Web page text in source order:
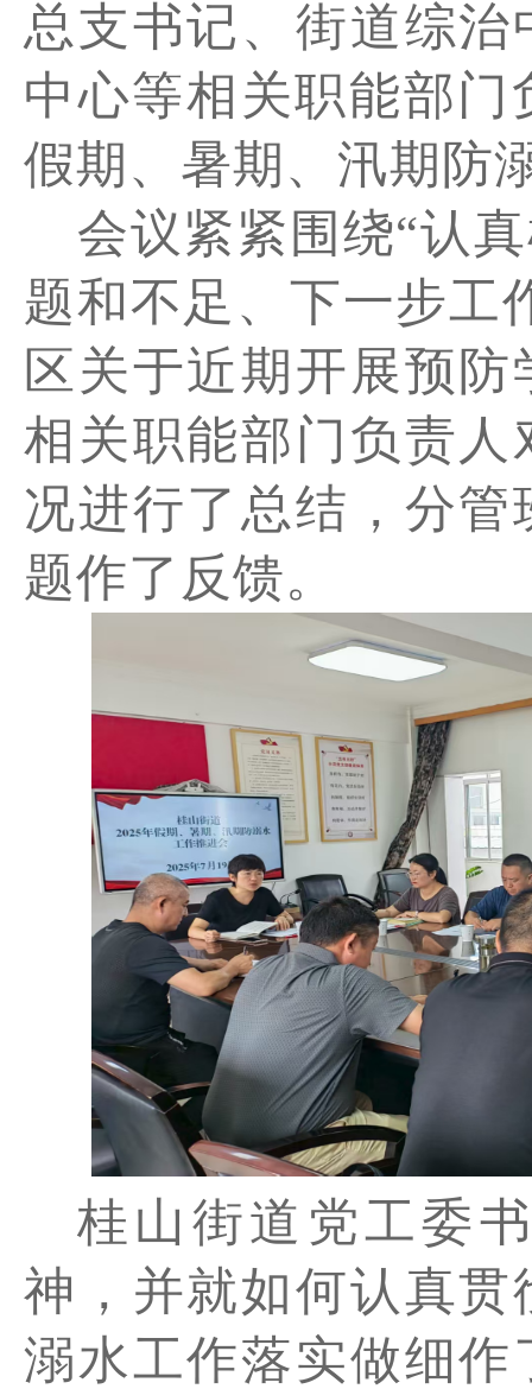
总支书记、街道综
中心等相关职能部
假期、暑期、汛期防
会议紧紧围绕“认
题和不足、下一步工
区关于近期开展预
相关职能部门负责
况进行了总结，分
题作了反馈。
桂山街道党工委
神，并就如何认真
溺水工作落实做细